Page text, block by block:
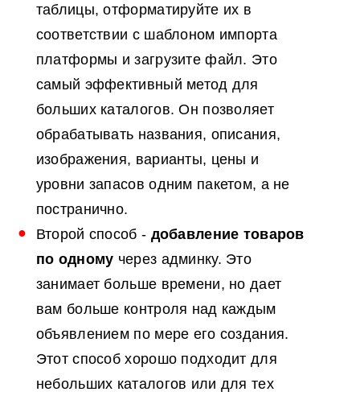
таблицы, отформатируйте их в
соответствии с шаблоном импорта
платформы и загрузите файл. Это
самый эффективный метод для
больших каталогов. Он позволяет
обрабатывать названия, описания,
изображения, варианты, цены и
уровни запасов одним пакетом, а не
постранично.
Второй способ - добавление товаров
по одному через админку. Это
занимает больше времени, но дает
вам больше контроля над каждым
объявлением по мере его создания.
Этот способ хорошо подходит для
небольших каталогов или для тех